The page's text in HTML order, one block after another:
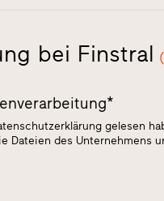
bei Finstral
gelesen
Dateien des Unternehmens